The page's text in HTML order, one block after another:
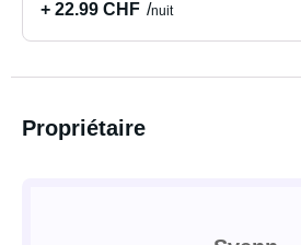
+ 22.99 CHF nuit
Propriétaire